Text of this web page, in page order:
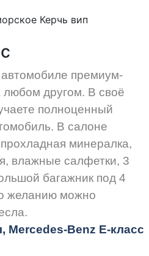
премиум-
любом другом. В своё
полноценный
В салоне
минералка,
влажные салфетки, 3
багажник под 4
желанию можно
Mercedes-Benz E-класс